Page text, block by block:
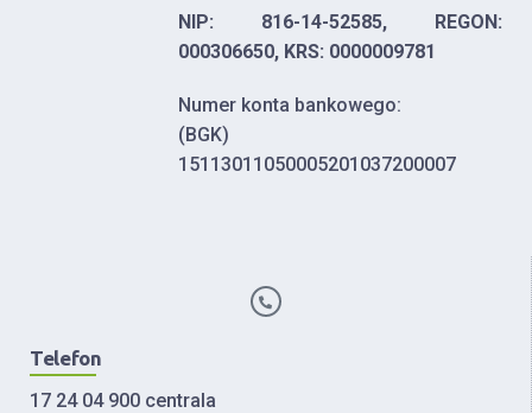
NIP: 816-14-52585, REGON:
000306650, KRS: 0000009781
Numer konta bankowego:
(BGK)
15113011050005201037200007
Telefon
17 24 04 900 centrala